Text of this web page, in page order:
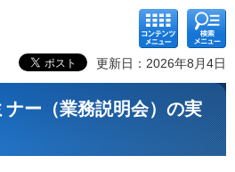
コンテ
ンツメ
ニュー
検索メ
ニュー
更新日：2026年8月4日
ナー（業務説明会）の実